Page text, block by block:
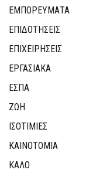
ΕΜΠΟΡΕΥΜΑΤΑ
ΕΠΙΔΟΤΗΣΕΙΣ
ΕΠΙΧΕΙΡΗΣΕΙΣ
ΕΡΓΑΣΙΑΚΑ
ΕΣΠΑ
ΖΩΗ
ΙΣΟΤΙΜΙΕΣ
ΚΑΙΝΟΤΟΜΊΑ
ΚΑΛΟ